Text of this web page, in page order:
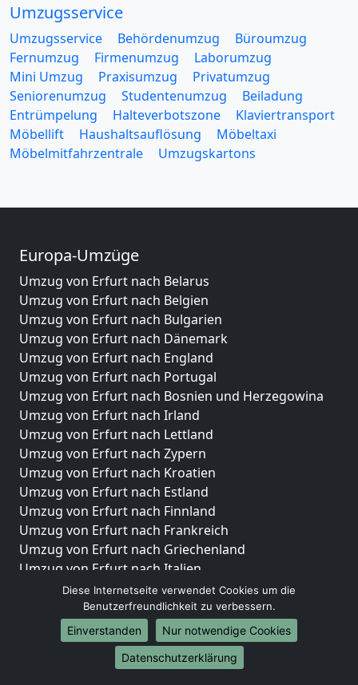
Umzugsservice
Umzugsservice Behördenumzug
Büroumzug
Fernumzug
Firmenumzug
Laborumzug
Mini Umzug
Praxisumzug
Privatumzug
Seniorenumzug
Studentenumzug
Beiladung
Entrümpelung
Halteverbotszone
Klaviertransport
Möbellift
Haushaltsauflösung
Möbeltaxi
Möbelmitfahrzentrale
Umzugskartons
Europa-Umzüge
Umzug von Erfurt nach Belarus
Umzug von Erfurt nach Belgien
Umzug von Erfurt nach Bulgarien
Umzug von Erfurt nach Dänemark
Umzug von Erfurt nach England
Umzug von Erfurt nach Portugal
Umzug von Erfurt nach Bosnien und Herzegowina
Umzug von Erfurt nach Irland
Umzug von Erfurt nach Lettland
Umzug von Erfurt nach Zypern
Umzug von Erfurt nach Kroatien
Umzug von Erfurt nach Estland
Umzug von Erfurt nach Finnland
Umzug von Erfurt nach Frankreich
Umzug von Erfurt nach Griechenland
Umzug von Erfurt nach Italien
Umzug von Erfurt nach Liechtenstein
Umzug von Erfurt nach Luxemburg
Umzug von Erfurt nach Niederlande
Umzug von Erfurt nach Norwegen
Umzüge-Deutschlandweit
Diese Internetseite verwendet Cookies um die
Benutzerfreundlichkeit zu verbessern.
Einverstanden
Nur notwendige Cookies
Datenschutzerklärung